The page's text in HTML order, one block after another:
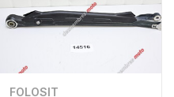
FOLOSIT